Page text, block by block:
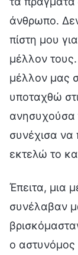
άνθρωπο.
πίστη μου
μέλλον
μέλλον μας
υποταχθώ
ανησυχούσα
συνέχισα να
εκτελώ το
Έπειτα, μια
συνέλαβαν
ο